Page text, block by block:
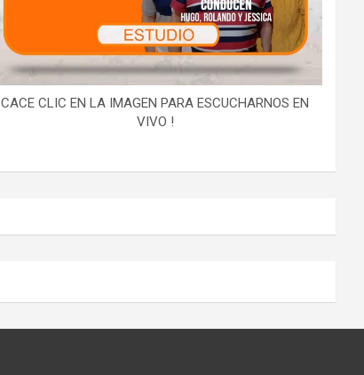
CACE CLIC EN LA IMAGEN PARA ESCUCHARNOS EN
VIVO !